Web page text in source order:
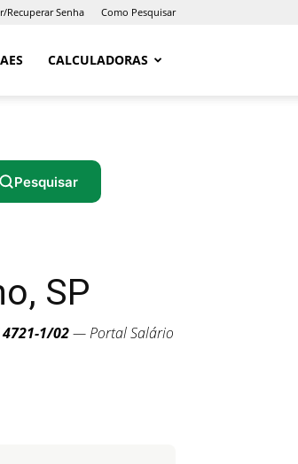
Recuperar Senha Como Pesquisar
CALCULADORAS
Pesquisar
SP
4721-1/02— Portal Salário